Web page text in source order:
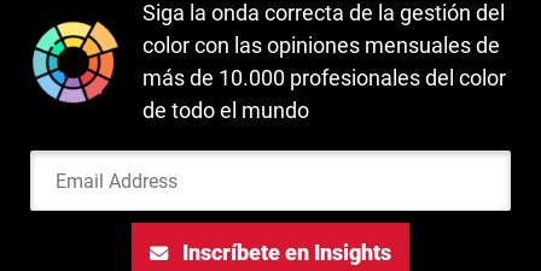
Siga la onda correcta de la gestión del
color con las opiniones mensuales de
más de 10.000 profesionales del color
de todo el mundo
Email Address
Inscríbete en Insights